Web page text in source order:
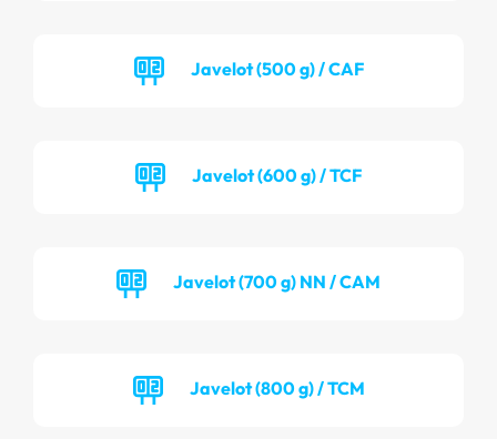
Javelot (500 g) / CAF
Javelot (600 g) / TCF
Javelot (700 g) NN / CAM
Javelot (800 g) / TCM